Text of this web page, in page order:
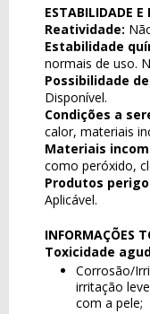
ESTABILIDADE E
Reatividade:
Estabilidade
normais de uso.
Possibilidade
Disponível.
Condições a
calor, materiais
Materiais
como peróxido,
Produtos
Aplicável.
INFORMAÇÕES
Toxicidade
Corrosão/
irritação
com a pele;